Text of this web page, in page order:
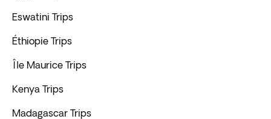
Eswatini Trips
Éthiopie Trips
Île Maurice Trips
Kenya Trips
Madagascar Trips